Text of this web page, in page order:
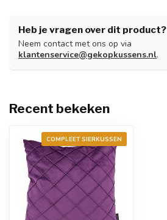
Heb je vragen over dit product?
Neem contact met ons op via
klantenservice@gekopkussens.nl.
Recent bekeken
COMPLEET SIERKUSSEN